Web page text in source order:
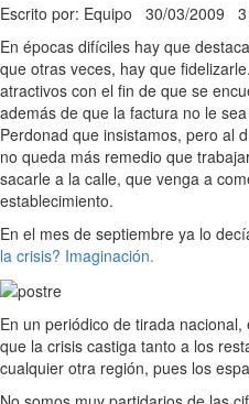
Escrito por: Equipo 30/03/2009
En épocas difíciles hay que
que otras veces, hay que
atractivos con el fin de que se
además de que la factura no le
Perdonad que insistamos, pero al
no queda más remedio que
sacarle a la calle, que venga a
establecimiento.
En el mes de septiembre ya lo
la crisis? Imaginación.
En un periódico de tirada
que la crisis castiga tanto a los
cualquier otra región, pues los